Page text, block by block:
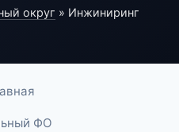
округ » Инжиниринг
ФО